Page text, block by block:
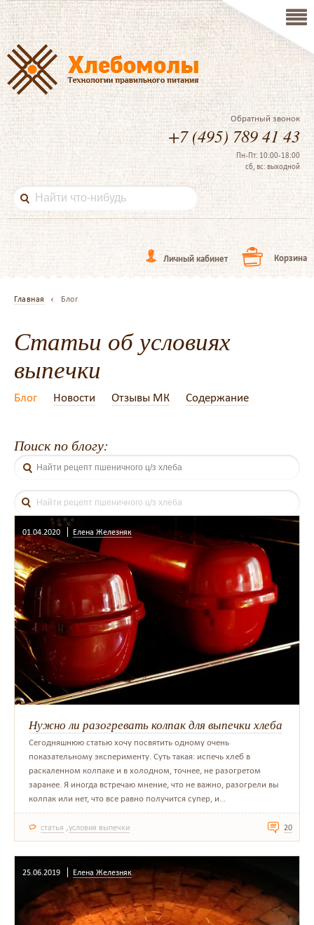
Обратный звонок
+7 (495) 789 41 43
Пн-Пт: 10:00-18:00
сб, вс: выходной
Личный кабинет Корзина
Главная Блог
Статьи об условиях
выпечки
Блог Новости Отзывы МК Содержание
Поиск по блогу:
01.04.2020 Елена Железняк
Нужно ли разогревать колпак для выпечки хлеба
Сегодняшнюю статью хочу посвятить одному очень
показательному эксперименту. Суть такая: испечь хлеб в
раскаленном колпаке и в холодном, точнее, не разогретом
заранее. Я иногда встречаю мнение, что не важно, разогрели вы
колпак или нет, что все равно получится супер, и...
статья ,условия выпечки 20
25.06.2019 Елена Железняк